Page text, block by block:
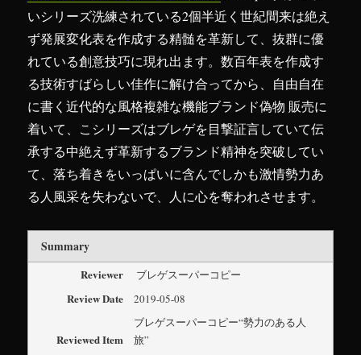
いシリーズ洗練されている2個半近く世紀間来は絶え
ず発展変化表を作成する精髄を革新して、抜群に優
れている創意技巧に現れ出ます。数百年表を作成す
る技術すばらしい佳作に解け合ってから、自由自在
に書く近代的な風格複雑な機能ブランド偽物 販売に
着いて、こシリーズはブレゲを目撃証言していて伝
承する中絶えず革新するブランド精神を突破してい
て、落ち着きをいっぱいに含んでしかも激情勢力あ
る人風采を失わないで、人に心を奪われさせます。
Summary
Reviewer ブレゲスーパーコピー
Review Date 2019-05-08
Reviewed Item
ブレゲスーパーコピー“勢力のある人
旅”